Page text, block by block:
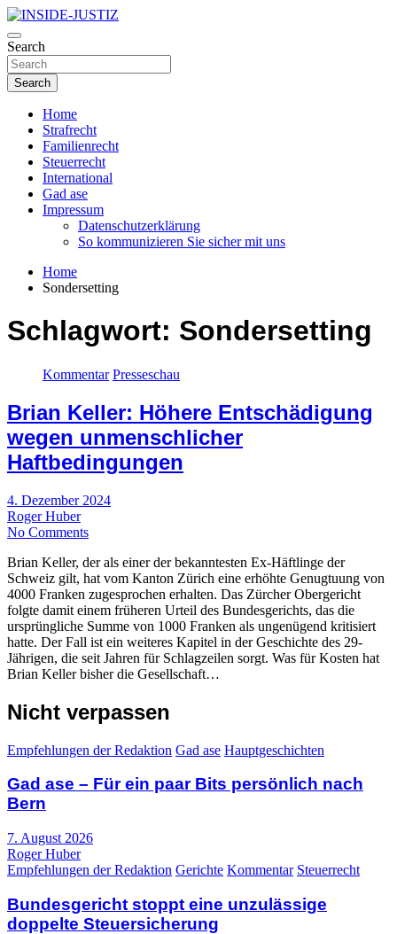
Skip
to
content
INSIDE-JUSTIZ
Investigativer Journalismus zur Dritten Gewalt
Search
Search
Home
Strafrecht
Familienrecht
Steuerrecht
International
Gad ase
Impressum
Datenschutzerklärung
So kommunizieren Sie sicher mit uns
Home
Sondersetting
Schlagwort: Sondersetting
Kommentar Presseschau
Brian Keller: Höhere Entschädigung
wegen unmenschlicher
Haftbedingungen
4. Dezember 2024
Roger Huber
No Comments
Brian Keller, der als einer der bekanntesten Ex-Häftlinge der
Schweiz gilt, hat vom Kanton Zürich eine erhöhte Genugtuung von
4000 Franken zugesprochen erhalten. Das Zürcher Obergericht
folgte damit einem früheren Urteil des Bundesgerichts, das die
ursprüngliche Summe von 1000 Franken als ungenügend kritisiert
hatte. Der Fall ist ein weiteres Kapitel in der Geschichte des 29-
Jährigen, die seit Jahren für Schlagzeilen sorgt. Was für Kosten hat
Brian Keller bisher die Gesellschaft…
Nicht verpassen
Empfehlungen der Redaktion Gad ase Hauptgeschichten
Gad ase – Für ein paar Bits persönlich nach
Bern
7. August 2026
Roger Huber
Empfehlungen der Redaktion Gerichte Kommentar Steuerrecht
Bundesgericht stoppt eine unzulässige
doppelte Steuersicherung